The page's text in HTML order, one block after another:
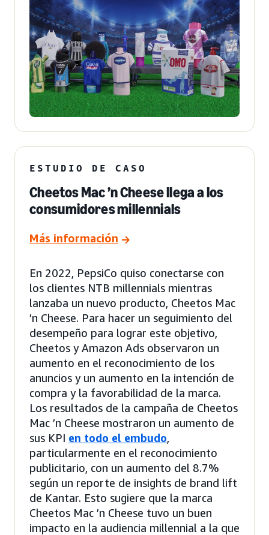
ESTUDIO DE CASO
Cheetos Mac ’n Cheese llega a los
consumidores millennials
Más información
En 2022, PepsiCo quiso conectarse con
los clientes NTB millennials mientras
lanzaba un nuevo producto, Cheetos Mac
’n Cheese. Para hacer un seguimiento del
desempeño para lograr este objetivo,
Cheetos y Amazon Ads observaron un
aumento en el reconocimiento de los
anuncios y un aumento en la intención de
compra y la favorabilidad de la marca.
Los resultados de la campaña de Cheetos
Mac ’n Cheese mostraron un aumento de
sus KPI en todo el embudo,
particularmente en el reconocimiento
publicitario, con un aumento del 8.7%
según un reporte de insights de brand lift
de Kantar. Esto sugiere que la marca
Cheetos Mac ’n Cheese tuvo un buen
impacto en la audiencia millennial a la que